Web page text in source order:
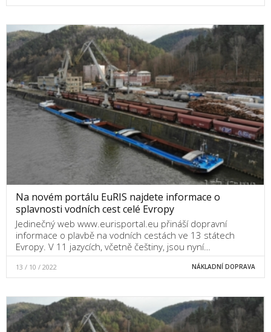
Na novém portálu EuRIS najdete informace o
splavnosti vodních cest celé Evropy
Jedinečný web www.eurisportal.eu přináší dopravní
informace o plavbě na vodních cestách ve 13 státech
Evropy. V 11 jazycích, včetně češtiny, jsou nyní…
13 / 10 / 2022 NÁKLADNÍ DOPRAVA